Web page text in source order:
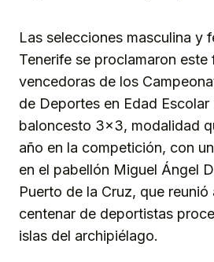
Las selecciones masculina y
Tenerife se proclamaron este
vencedoras de los
de Deportes en Edad Escolar
baloncesto 3×3, modalidad
año en la competición, con
en el pabellón Miguel Ángel
Puerto de la Cruz, que
centenar de deportistas
islas del archipiélago.